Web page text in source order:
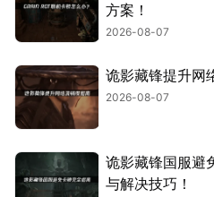
方案！
2026-08-07
诡影藏锋提升网
2026-08-07
诡影藏锋国服避
与解决技巧！